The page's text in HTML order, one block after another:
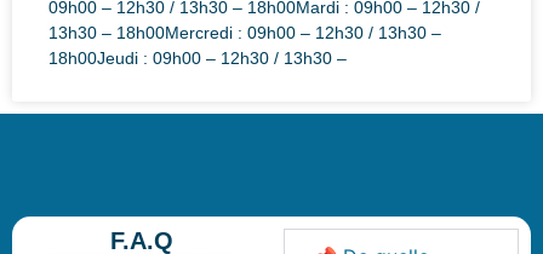
09h00 – 12h30 / 13h30 – 18h00Mardi : 09h00 – 12h30 /
13h30 – 18h00Mercredi : 09h00 – 12h30 / 13h30 –
18h00Jeudi : 09h00 – 12h30 / 13h30 –
F.A.Q